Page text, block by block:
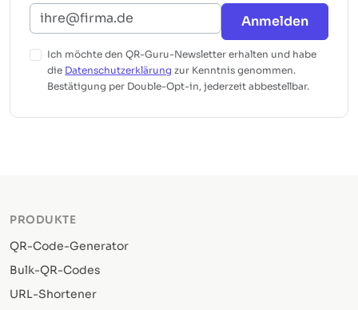
Anmelden
Ich möchte den QR-Guru-Newsletter erhalten und habe
die Datenschutzerklärung zur Kenntnis genommen.
Bestätigung per Double-Opt-in, jederzeit abbestellbar.
PRODUKTE
QR-Code-Generator
Bulk-QR-Codes
URL-Shortener